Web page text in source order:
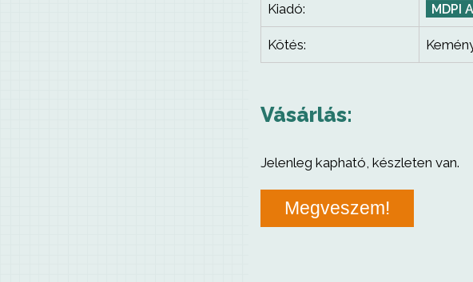
Kiadó: MDPI
Kötés:
Vásárlás:
Jelenleg kapható, készleten van.
Megveszem!